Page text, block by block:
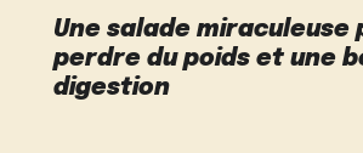
Une salade miraculeuse
perdre du poids et une
digestion